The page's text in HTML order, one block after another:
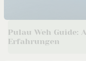
Pulau Weh Guide:
Erfahrungen